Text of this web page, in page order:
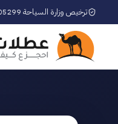
ترخيص وزارة السياحة 73105299